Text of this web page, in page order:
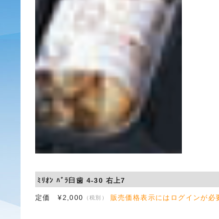
ﾐﾘｵﾝ ﾊﾞﾗ臼歯 4-30 右上7
定価 ¥2,000 （税別） 販売価格表示にはログインが必